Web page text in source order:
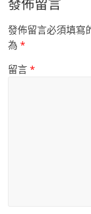
發佈留言必須填寫
為*
留言*